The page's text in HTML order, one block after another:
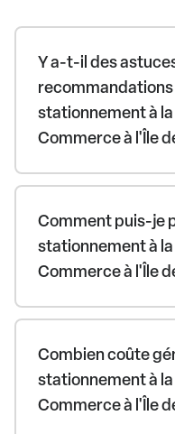
Y a-t-il des
stationnement à
Commerce à l'Île
Comment puis-je
stationnement à
Commerce à l'Île
Combien coûte
stationnement à
Commerce à l'Île